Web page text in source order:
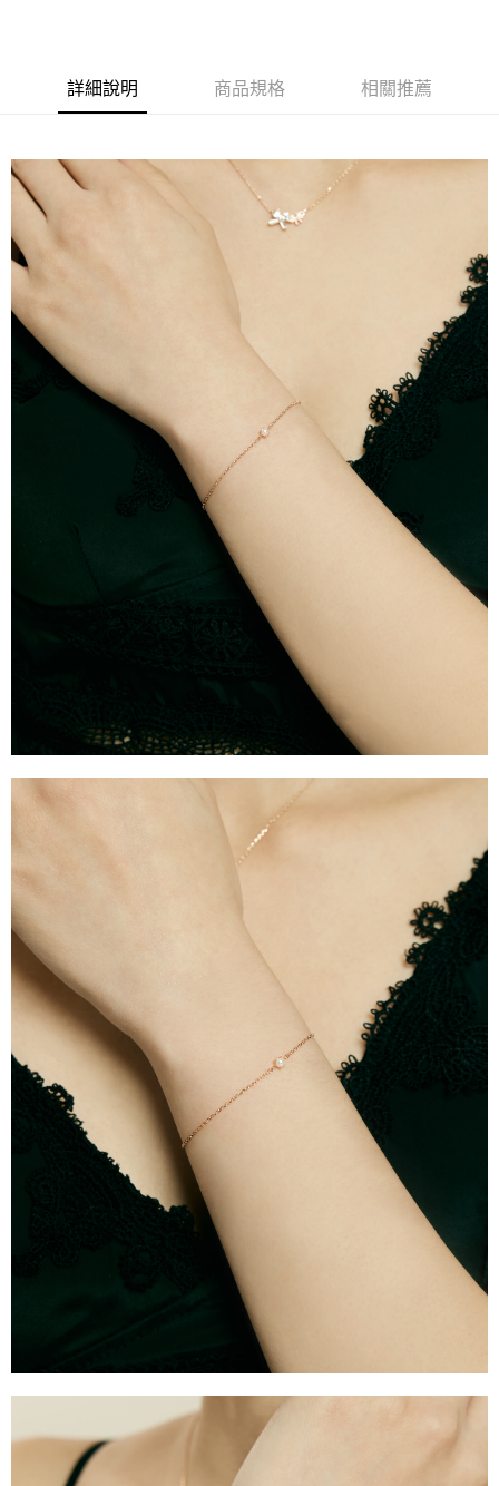
街口支付
運送方式
每筆NT$999,999
不提供全家取貨服務
每筆NT$999,999
7-11超商取貨付款（離島取貨加價40元）
每筆NT$70，滿NT$599(含以上)免運費
付款後7-11取貨（離島取貨加價40元）
每筆NT$70，滿NT$599(含以上)免運費
每筆NT$70，滿NT$599(含以上)免運費
詳細說明 商品規格 相關推薦